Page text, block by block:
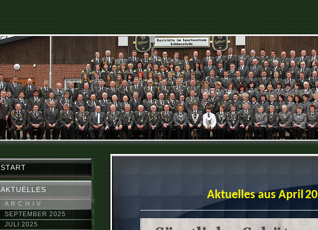
Aktuelles aus April
START
AKTUELLES
A R C H I V
SEPTEMBER 2025
JULI 2025